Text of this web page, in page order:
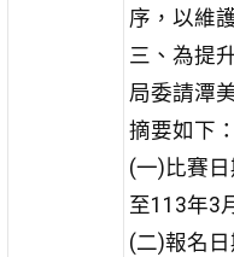
序，以維
三、為提
局委請潭
摘要如下：
(一)比賽
至113年3
(二)報名